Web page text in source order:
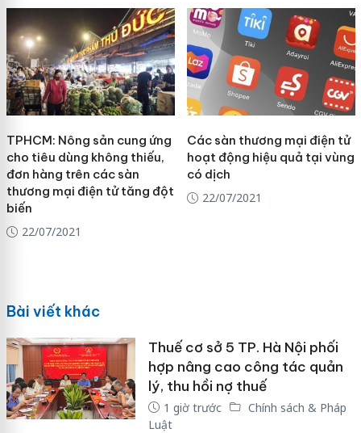
TPHCM: Nông sản cung ứng
cho tiêu dùng không thiếu,
đơn hàng trên các sàn
thương mại điện tử tăng đột
biến
22/07/2021
Các sàn thương mại điện tử
hoạt động hiệu quả tại vùng
có dịch
22/07/2021
Bài viết khác
Thuế cơ sở 5 TP. Hà Nội phối
hợp nâng cao công tác quản
lý, thu hồi nợ thuế
1 giờ trước
Chính sách & Pháp
Luật